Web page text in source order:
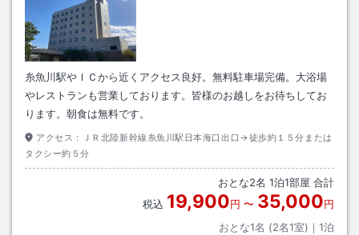
糸魚川駅やＩＣから近くアクセス良好。無料駐車場完備。大浴場
やレストランも営業しております。皆様のお越しをお待ちしてお
ります。朝食は無料です。
アクセス：
ＪＲ北陸新幹線糸魚川駅日本海口出口→徒歩約１５分または
タクシー約５分
おとな2名 1泊1部屋 合計
税込 19,900円 〜 35,000円
おとな1名 (2名1室)｜ 1泊